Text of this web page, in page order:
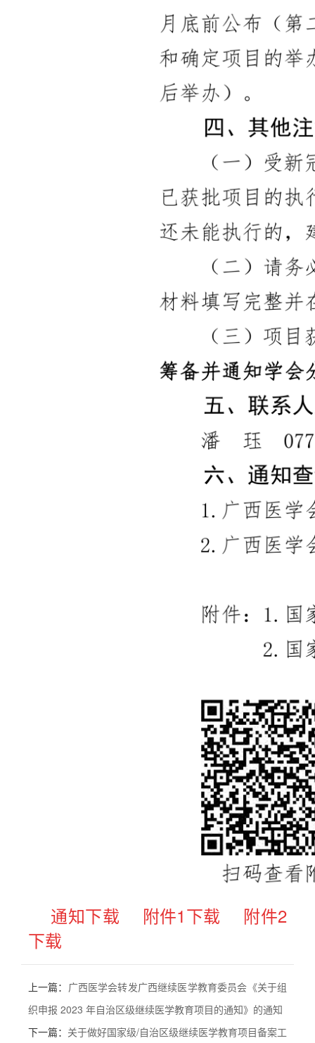
通知下载 附件1下载
附件2
下载
上一篇： 广西医学会转发广西继续医学教育委员会《关于组
织申报 2023 年自治区级继续医学教育项目的通知》的通知
下一篇： 关于做好国家级/自治区级继续医学教育项目备案工